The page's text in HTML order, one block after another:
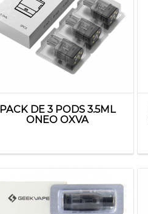
PACK DE 3 PODS 3.5ML
ONEO OXVA